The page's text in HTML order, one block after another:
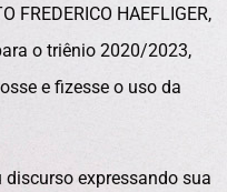
FREDERICO HAEFLIGER,
o triênio 2020/2023,
e fizesse o uso da
discurso expressando sua